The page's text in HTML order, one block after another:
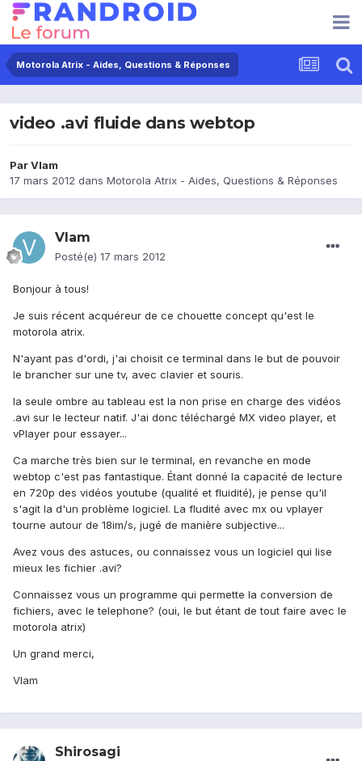
Motorola Atrix - Aides, Questions & Réponses
video .avi fluide dans webtop
ParVlam
17 mars 2012 dans Motorola Atrix - Aides, Questions & Réponses
Vlam
Posté(e) 17 mars 2012
Bonjour à tous!
Je suis récent acquéreur de ce chouette concept qu'est le
motorola atrix.
N'ayant pas d'ordi, j'ai choisit ce terminal dans le but de pouvoir
le brancher sur une tv, avec clavier et souris.
la seule ombre au tableau est la non prise en charge des vidéos
.avi sur le lecteur natif. J'ai donc téléchargé MX video player, et
vPlayer pour essayer...
Ca marche très bien sur le terminal, en revanche en mode
webtop c'est pas fantastique. Étant donné la capacité de lecture
en 720p des vidéos youtube (qualité et fluidité), je pense qu'il
s'agit la d'un problème logiciel. La fludité avec mx ou vplayer
tourne autour de 18im/s, jugé de manière subjective...
Avez vous des astuces, ou connaissez vous un logiciel qui lise
mieux les fichier .avi?
Connaissez vous un programme qui permette la conversion de
fichiers, avec le telephone? (oui, le but étant de tout faire avec le
motorola atrix)
Un grand merci,
Vlam
Shirosagi